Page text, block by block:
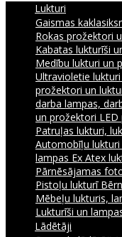
Lukturi
Gaismas
Rokas prožektori
Kabatas lukturīši
Medību lukturi un
Ultravioletie
prožektori un
darba lampas,
un prožektori
Patruļas lukturi,
Automobīļu lukturi
lampas Ex Atex
Pārnēsājamas
Pistoļu lukturī
Mēbeļu lukturis,
Lukturīši un
Lādētāji